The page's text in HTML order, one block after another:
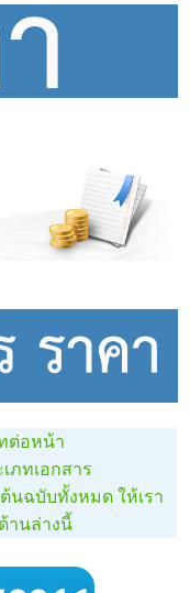
ต่อหน้า
ภทเอกสาร
นฉบับทั้งหมด ให้เรา
านล่างนี้